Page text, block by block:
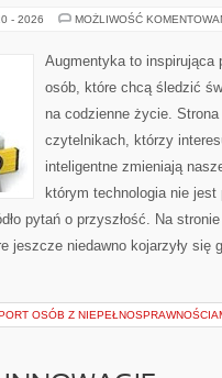
- 2026 MOŻLIWOŚĆ
Augmentyka to inspirująca
osób, które chcą śledzić
na codzienne życie.
czytelnikach, którzy
inteligentne zmieniają
którym technologia nie
pytań o przyszłość. Na
jeszcze niedawno kojarzyły się
OSÓB Z